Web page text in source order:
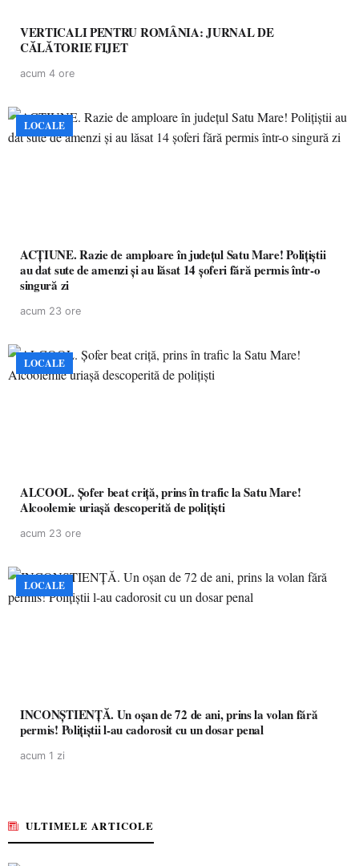
VERTICALI PENTRU ROMÂNIA: JURNAL DE
CĂLĂTORIE FIJET
acum 4 ore
LOCALE
ACȚIUNE. Razie de amploare în județul Satu Mare! Polițiștii
au dat sute de amenzi și au lăsat 14 șoferi fără permis într-o
singură zi
acum 23 ore
LOCALE
ALCOOL. Șofer beat criță, prins în trafic la Satu Mare!
Alcoolemie uriașă descoperită de polițiști
acum 23 ore
LOCALE
INCONȘTIENȚĂ. Un oșan de 72 de ani, prins la volan fără
permis! Polițiștii l-au cadorosit cu un dosar penal
acum 1 zi
ULTIMELE ARTICOLE